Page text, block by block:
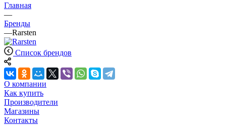
Главная
—
Бренды
—Rarsten
Список брендов
О компании
Как купить
Производители
Магазины
Контакты